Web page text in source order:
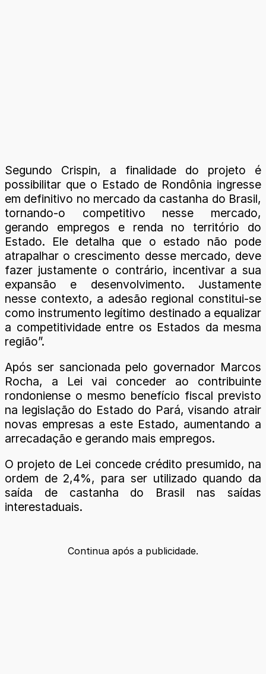
Segundo Crispin, a finalidade do projeto é
possibilitar que o Estado de Rondônia ingresse
em definitivo no mercado da castanha do Brasil,
tornando-o competitivo nesse mercado,
gerando empregos e renda no território do
Estado. Ele detalha que o estado não pode
atrapalhar o crescimento desse mercado, deve
fazer justamente o contrário, incentivar a sua
expansão e desenvolvimento. Justamente
nesse contexto, a adesão regional constitui-se
como instrumento legítimo destinado a equalizar
a competitividade entre os Estados da mesma
região”.
Após ser sancionada pelo governador Marcos
Rocha, a Lei vai conceder ao contribuinte
rondoniense o mesmo benefício fiscal previsto
na legislação do Estado do Pará, visando atrair
novas empresas a este Estado, aumentando a
arrecadação e gerando mais empregos.
O projeto de Lei concede crédito presumido, na
ordem de 2,4%, para ser utilizado quando da
saída de castanha do Brasil nas saídas
interestaduais.
Continua após a publicidade.